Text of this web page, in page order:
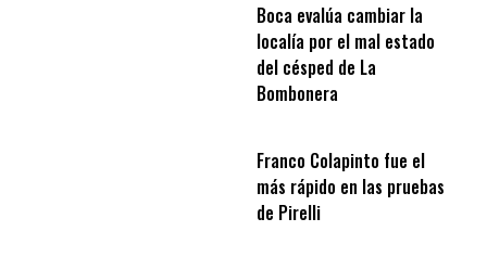
Boca evalúa cambiar la
localía por el mal estado
del césped de La
Bombonera
Franco Colapinto fue el
más rápido en las pruebas
de Pirelli